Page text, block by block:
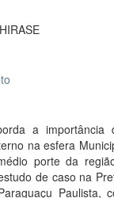
a importância
na esfera
porte da
de caso na
Paulista,